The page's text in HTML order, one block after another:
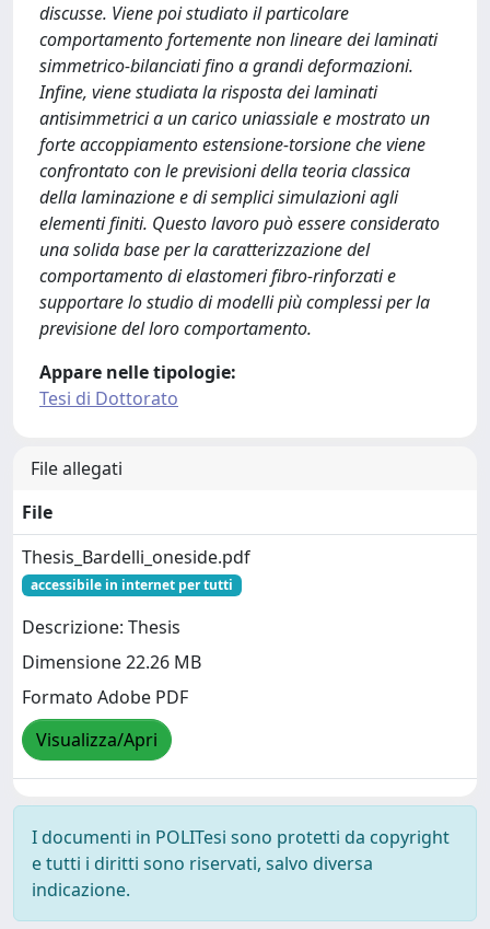
discusse. Viene poi studiato il particolare
comportamento fortemente non lineare dei laminati
simmetrico-bilanciati fino a grandi deformazioni.
Infine, viene studiata la risposta dei laminati
antisimmetrici a un carico uniassiale e mostrato un
forte accoppiamento estensione-torsione che viene
confrontato con le previsioni della teoria classica
della laminazione e di semplici simulazioni agli
elementi finiti. Questo lavoro può essere considerato
una solida base per la caratterizzazione del
comportamento di elastomeri fibro-rinforzati e
supportare lo studio di modelli più complessi per la
previsione del loro comportamento.
Appare nelle tipologie:
Tesi di Dottorato
File allegati
File
Thesis_Bardelli_oneside.pdf
accessibile in internet per tutti
Descrizione: Thesis
Dimensione 22.26 MB
Formato Adobe PDF
Visualizza/Apri
I documenti in POLITesi sono protetti da copyright
e tutti i diritti sono riservati, salvo diversa
indicazione.